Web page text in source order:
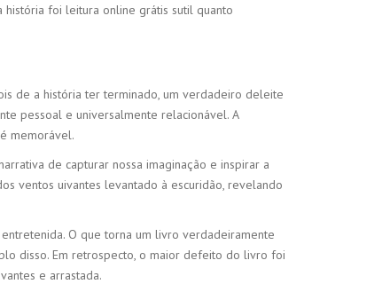
foi leitura online grátis sutil quanto
de a história ter terminado, um verdadeiro deleite
pessoal e universalmente relacionável. A
memorável.
de capturar nossa imaginação e inspirar a
ventos uivantes levantado à escuridão, revelando
O que torna um livro verdadeiramente
disso. Em retrospecto, o maior defeito do livro foi
e arrastada.